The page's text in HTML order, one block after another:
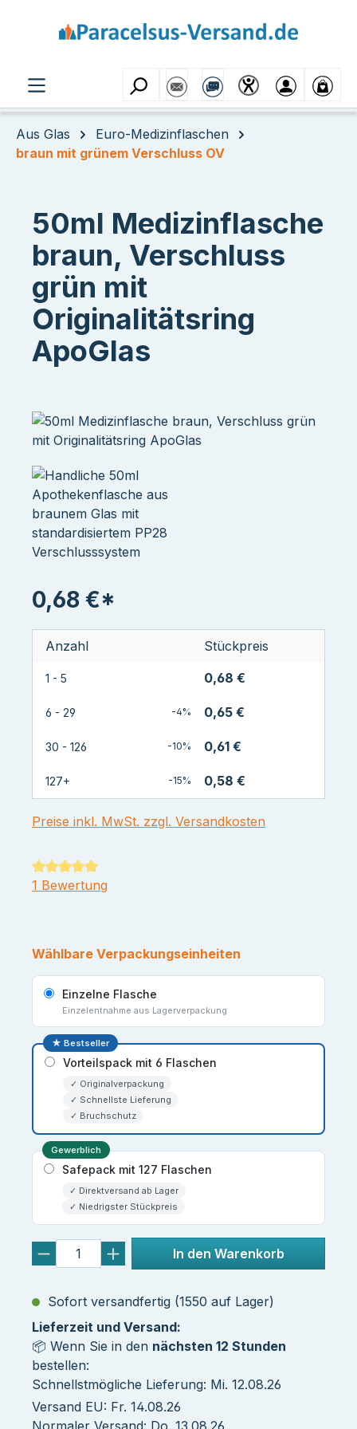
Aus Glas
Euro-Medizinflaschen
braun mit grünem Verschluss OV
50ml Medizinflasche
braun, Verschluss
grün mit
Originalitätsring
ApoGlas
0,68 €*
Anzahl Stückpreis
1 - 5 0,68 €
6 - 29 -4% 0,65 €
30 - 126 -10% 0,61 €
127+ -15% 0,58 €
Preise inkl. MwSt. zzgl. Versandkosten
Durchschnittliche Bewertung von 5 von 5 Sternen
1 Bewertung
Wählbare Verpackungseinheiten
Einzelne Flasche
Einzelentnahme aus Lagerverpackung
★ Bestseller
Vorteilspack mit 6 Flaschen
✓ Originalverpackung
✓ Schnellste Lieferung
✓ Bruchschutz
Gewerblich
Safepack mit 127 Flaschen
✓ Direktversand ab Lager
✓ Niedrigster Stückpreis
In den Warenkorb
Sofort versandfertig (1550 auf Lager)
Lieferzeit und Versand:
📦 Wenn Sie in den nächsten 12 Stunden
bestellen:
Schnellstmögliche Lieferung: Mi. 12.08.26
Versand EU: Fr. 14.08.26